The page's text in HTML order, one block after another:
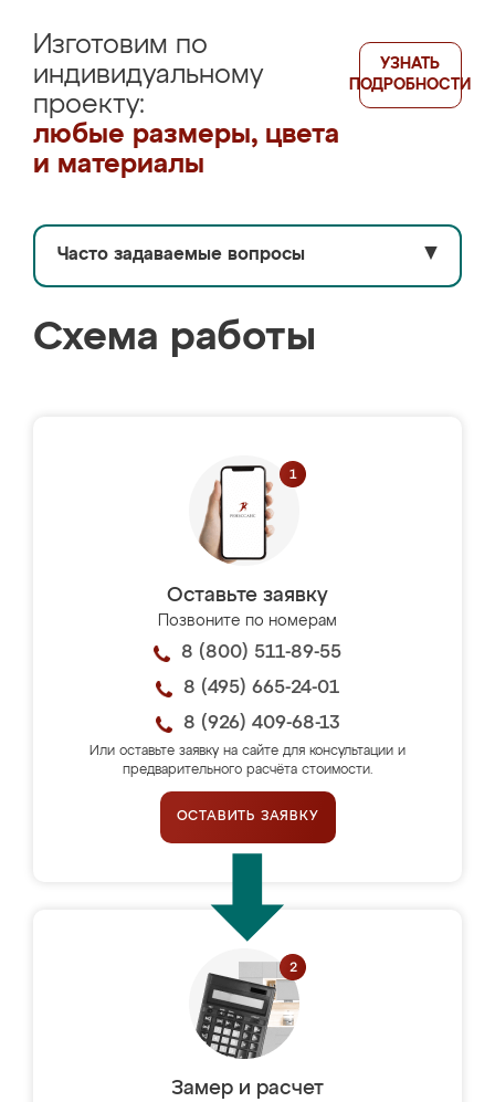
Изготовим по
индивидуальному
проекту:
любые размеры, цвета
и материалы
УЗНАТЬ
ПОДРОБНОСТИ
Часто задаваемые вопросы ▼
Схема работы
Оставьте заявку
Позвоните по номерам
8 (800) 511-89-55
8 (495) 665-24-01
8 (926) 409-68-13
Или оставьте заявку на сайте для консультации и
предварительного расчёта стоимости.
ОСТАВИТЬ ЗАЯВКУ
Замер и расчет